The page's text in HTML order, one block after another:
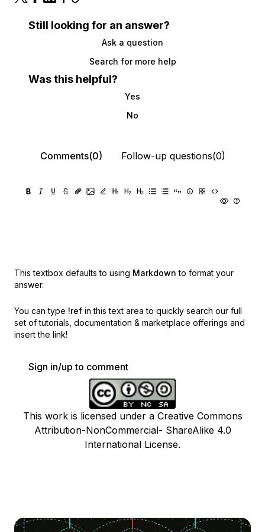
Still looking for an answer?
Ask a question
Search for more help
Was this helpful?
Yes
No
Comments(0) Follow-up questions(0)
This textbox defaults to using Markdown to format your
answer.
You can type !ref in this text area to quickly search our full
set of tutorials, documentation & marketplace offerings and
insert the link!
Sign in/up to comment
This work is licensed under a Creative Commons
Attribution-NonCommercial- ShareAlike 4.0
International License.